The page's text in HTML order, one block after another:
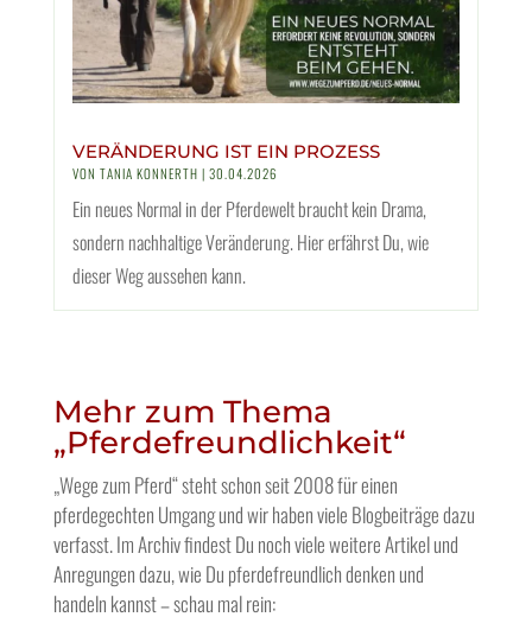
VERÄNDERUNG IST EIN PROZESS
VON TANIA KONNERTH | 30.04.2026
Ein neues Normal in der Pferdewelt braucht kein Drama,
sondern nachhaltige Veränderung. Hier erfährst Du, wie
dieser Weg aussehen kann.
Mehr zum Thema
„Pferdefreundlichkeit“
„Wege zum Pferd“ steht schon seit 2008 für einen
pferdegechten Umgang und wir haben viele Blogbeiträge dazu
verfasst. Im Archiv findest Du noch viele weitere Artikel und
Anregungen dazu, wie Du pferdefreundlich denken und
handeln kannst – schau mal rein: